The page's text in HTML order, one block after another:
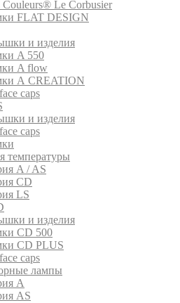
Couleurs® Le Corbusier
FLAT DESIGN
и изделия
A 550
A flow
A CREATION
caps
и изделия
caps
температуры
A / AS
CD
LS
и изделия
CD 500
CD PLUS
caps
лампы
A
AS